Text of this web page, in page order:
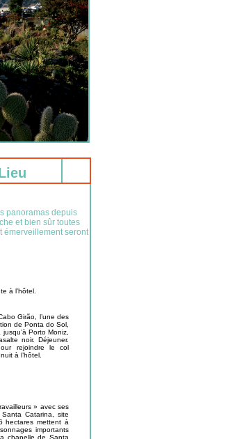
panoramas depuis
et bien sûr toutes
émerveillement seront
à l’hôtel.
Girão, l’une des
de Ponta do Sol,
Porto Moniz,
noir. Déjeuner.
rejoindre le col
à l’hôtel.
» avec ses
Catarina, site
hectares mettent à
importants
chapelle de Santa